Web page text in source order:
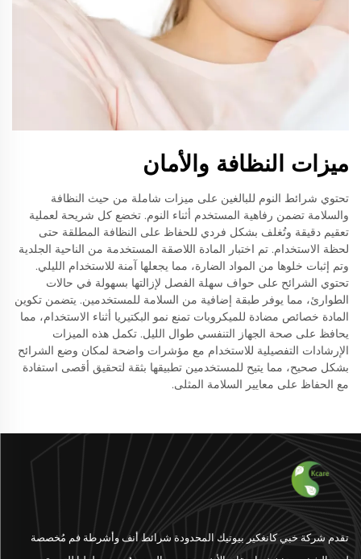
ميزات النظافة والأمان
تحتوي شرائط النوم للبالغين على ميزات شاملة من حيث النظافة
والسلامة تضمن رفاهية المستخدم أثناء النوم. تخضع كل شريحة لعملية
تعقيم دقيقة وتُغلف بشكل فردي للحفاظ على النظافة المطلقة حتى
لحظة الاستخدام. تم اختبار المادة اللاصقة المستخدمة من الناحية الجلدية
وتم إثبات خلوها من المواد الضارة، مما يجعلها آمنة للاستخدام الليلي.
تحتوي الشرائح على حواف سهلة الفصل لإزالتها بسهولة في حالات
الطوارئ، مما يوفر طبقة إضافية من السلامة للمستخدمين. يتضمن تكوين
المادة خصائص مضادة للميكروبات تمنع نمو البكتيريا أثناء الاستخدام، مما
يحافظ على صحة الجهاز التنفسي طوال الليل. تكمل هذه الميزات
الإرشادات التفصيلية للاستخدام مع مؤشرات واضحة لمكان وضع الشرائح
بشكل صحيح، مما يتيح للمستخدمين تطبيقها بثقة لتحقيق أقصى استفادة
مع الحفاظ على معايير السلامة المثلى.
تقدم شركة خبي كانغكير بيوتيك المحدودة شرائط أنف وأشرطة فم مُخصصة